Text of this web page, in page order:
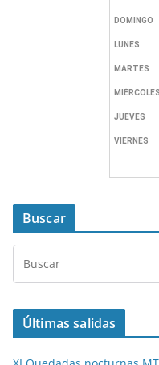
Buscar
Últimas salidas